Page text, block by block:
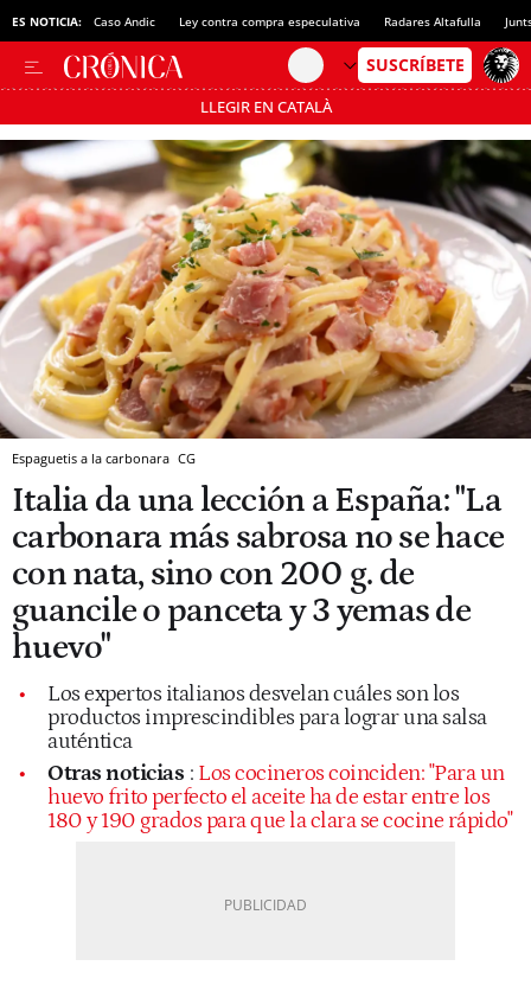
ES NOTICIA: Caso Andic Ley contra compra especulativa Radares Altafulla
LLEGIR EN CATALÀ
Pásate al MODO AHORRO
Espaguetis a la carbonara CG
Italia da una lección a España: "La
carbonara más sabrosa no se hace
con nata, sino con 200 g. de
guancile o panceta y 3 yemas de
huevo"
Los expertos italianos desvelan cuáles son los
productos imprescindibles para lograr una salsa
auténtica
Otras noticias : Los cocineros coinciden: "Para un
huevo frito perfecto el aceite ha de estar entre los
180 y 190 grados para que la clara se cocine rápido"